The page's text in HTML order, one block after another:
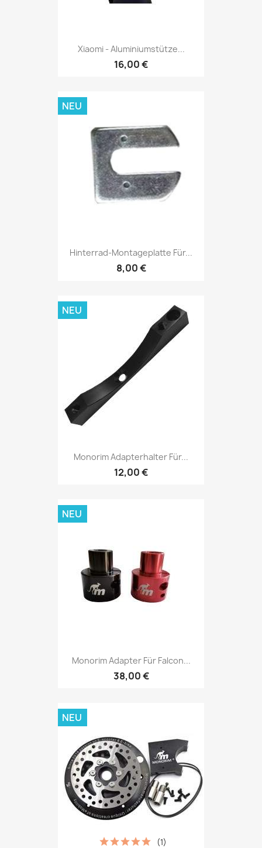
Xiaomi - Aluminiumstütze...
16,00 €
Hinterrad-Montageplatte Für...
8,00 €
NEU
Monorim Adapterhalter Für...
12,00 €
NEU
Monorim Adapter Für Falcon...
38,00 €
NEU
(1)
NEU